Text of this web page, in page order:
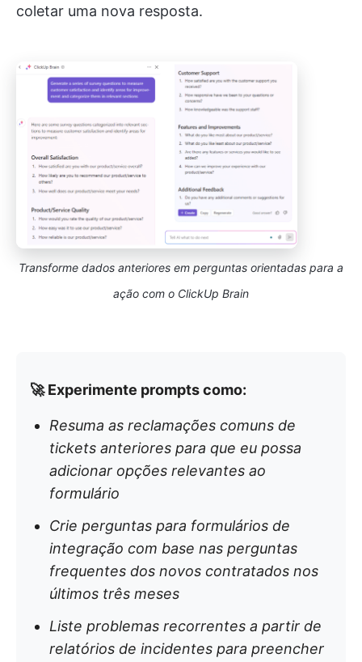
coletar uma nova resposta.
Transforme dados anteriores em perguntas orientadas para a
ação com o ClickUp Brain
🚀 Experimente prompts como:
Resuma as reclamações comuns de
tickets anteriores para que eu possa
adicionar opções relevantes ao
formulário
Crie perguntas para formulários de
integração com base nas perguntas
frequentes dos novos contratados nos
últimos três meses
Liste problemas recorrentes a partir de
relatórios de incidentes para preencher